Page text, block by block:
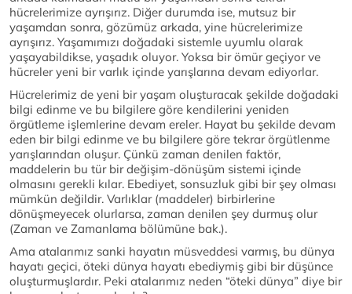
hücrelerimize ayrışırız. Diğer durumda ise, mutsuz bir
yaşamdan sonra, gözümüz arkada, yine hücrelerimize
ayrışırız. Yaşamımızı doğadaki sistemle uyumlu olarak
yaşayabildikse, yaşadık oluyor. Yoksa bir ömür geçiyor ve
hücreler yeni bir varlık içinde yarışlarına devam ediyorlar.
Hücrelerimiz de yeni bir yaşam oluşturacak şekilde doğadaki
bilgi edinme ve bu bilgilere göre kendilerini yeniden
örgütleme işlemlerine devam ereler. Hayat bu şekilde devam
eden bir bilgi edinme ve bu bilgilere göre tekrar örgütlenme
yarışlarından oluşur. Çünkü zaman denilen faktör,
maddelerin bu tür bir değişim-dönüşüm sistemi içinde
olmasını gerekli kılar. Ebediyet, sonsuzluk gibi bir şey olması
mümkün değildir. Varlıklar (maddeler) birbirlerine
dönüşmeyecek olurlarsa, zaman denilen şey durmuş olur
(Zaman ve Zamanlama bölümüne bak.).
Ama atalarımız sanki hayatın müsveddesi varmış, bu dünya
hayatı geçici, öteki dünya hayatı ebediymiş gibi bir düşünce
oluşturmuşlardır. Peki atalarımız neden “öteki dünya” diye bir